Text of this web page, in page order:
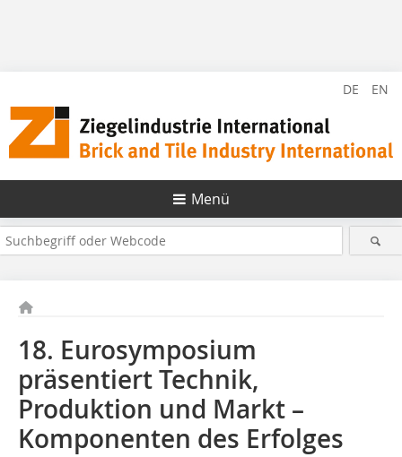
DE EN
Menü
18. Eurosymposium
präsentiert Technik,
Produktion und Markt –
Komponenten des Erfolges